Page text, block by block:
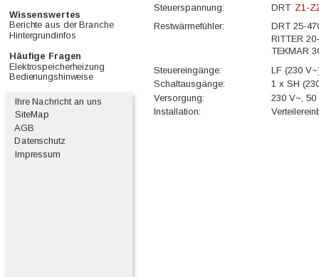
Steuerspannung:
DRT Z1-
Restwärmefühler:
DRT 25-
RITTER
TEKMAR
Steuereingänge:
LF (230
Schaltausgänge:
1 x SH
Versorgung:
230 V~,
Installation:
Wissenswertes
Berichte aus der Branche
Hintergrundinfos
Häufige Fragen
Elektrospeicherheizung
Bedienungshinweise
  Ihre Nachricht an uns
  SiteMap
  AGB
Datenschutz
  Impressum